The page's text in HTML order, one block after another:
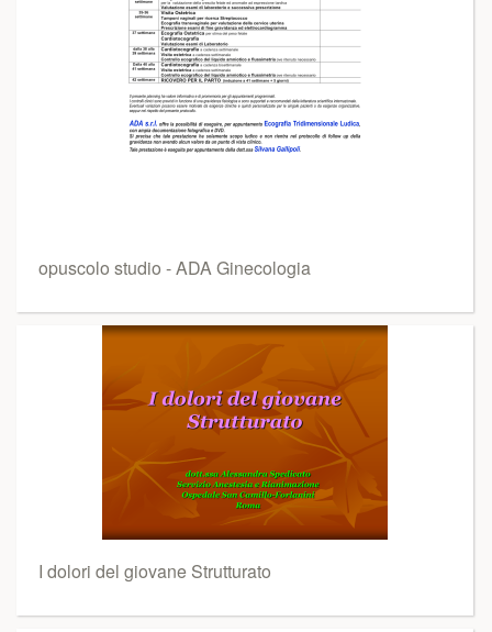
opuscolo studio - ADA Ginecologia
I dolori del giovane Strutturato